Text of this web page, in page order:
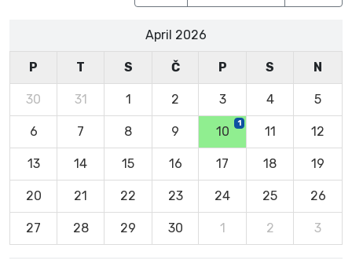
April 2026
P T S Č P S N
30 31 1 2 3 4 5
6 7 8 9 10
1
11 12
13 14 15 16 17 18 19
20 21 22 23 24 25 26
27 28 29 30 1 2 3